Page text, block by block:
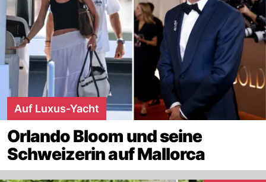
Auf Luxus-Yacht
Orlando Bloom und seine
Schweizerin auf Mallorca